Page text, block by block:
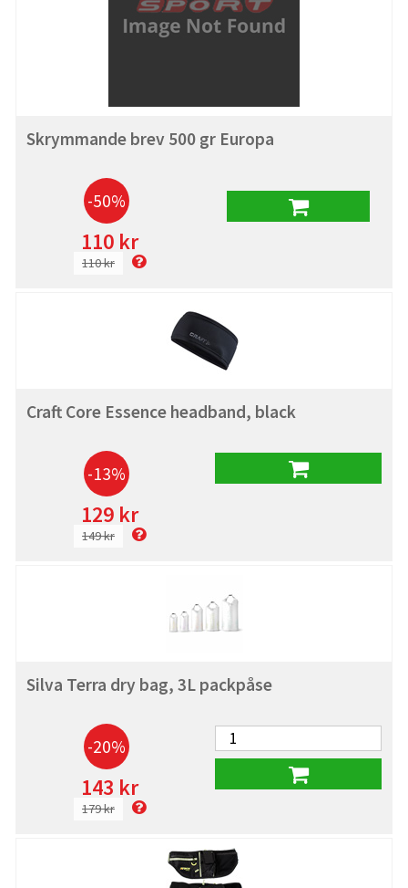
Skrymmande brev 500 gr Europa
-50%
110 kr
110 kr
Craft Core Essence headband, black
-13%
129 kr
149 kr
Silva Terra dry bag, 3L packpåse
-20%
143 kr
179 kr